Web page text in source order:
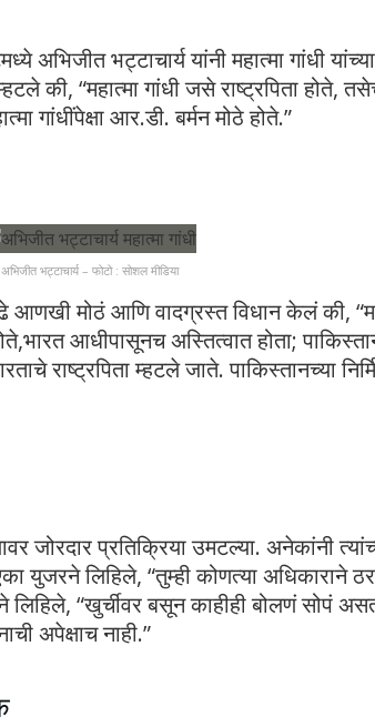
अभिजीत भट्टाचार्य यांनी महात्मा गांधी
की, “महात्मा गांधी जसे राष्ट्रपिता होते,
गांधींपेक्षा आर.डी. बर्मन मोठे होते.”
अभिजीत भट्टाचार्य – फोटो : सोशल मीडिया
आणखी मोठं आणि वादग्रस्त विधान केलं की,
आधीपासूनच अस्तित्वात होता;
राष्ट्रपिता म्हटले जाते. पाकिस्तानच्या
जोरदार प्रतिक्रिया उमटल्या. अनेकांनी
युजरने लिहिले, “तुम्ही कोणत्या अधिकाराने
लिहिले, “खुर्चीवर बसून काहीही बोलणं सोपं
अपेक्षाच नाही.”